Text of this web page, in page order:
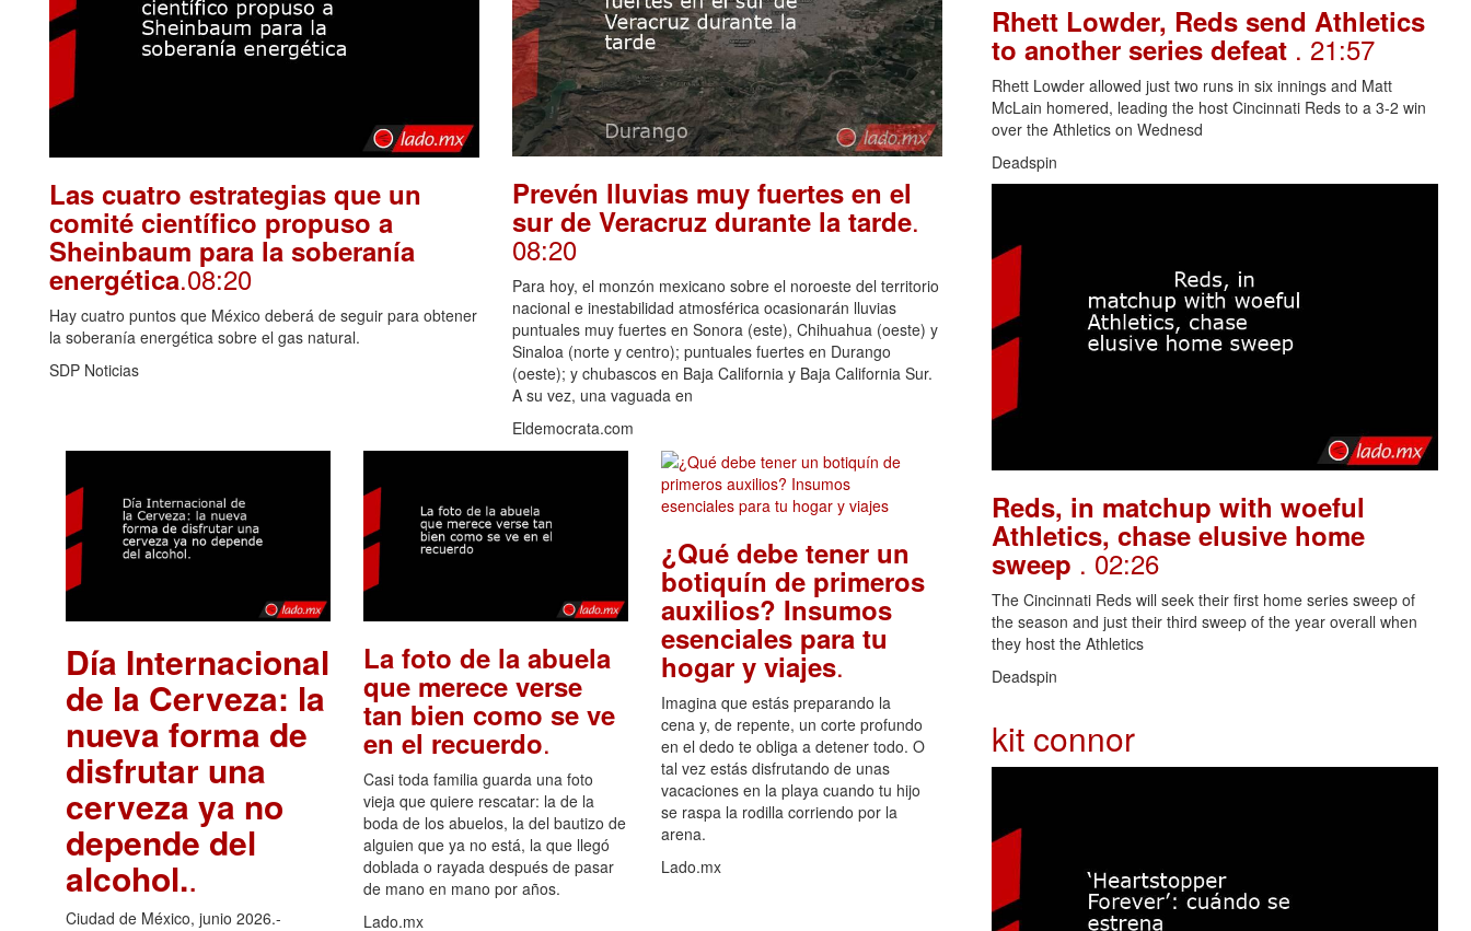
Las cuatro estrategias que un
comité científico propuso a
Sheinbaum para la soberanía
energética.08:20
Hay cuatro puntos que México deberá de seguir para obtener
la soberanía energética sobre el gas natural.
SDP Noticias
Prevén lluvias muy fuertes en el
sur de Veracruz durante la tarde.
08:20
Para hoy, el monzón mexicano sobre el noroeste del territorio
nacional e inestabilidad atmosférica ocasionarán lluvias
puntuales muy fuertes en Sonora (este), Chihuahua (oeste) y
Sinaloa (norte y centro); puntuales fuertes en Durango
(oeste); y chubascos en Baja California y Baja California Sur.
A su vez, una vaguada en
Eldemocrata.com
Día Internacional
de la Cerveza: la
nueva forma de
disfrutar una
cerveza ya no
depende del
alcohol..
Ciudad de México, junio 2026.-
La foto de la abuela
que merece verse
tan bien como se ve
en el recuerdo.
Casi toda familia guarda una foto
vieja que quiere rescatar: la de la
boda de los abuelos, la del bautizo de
alguien que ya no está, la que llegó
doblada o rayada después de pasar
de mano en mano por años.
Lado.mx
¿Qué debe tener un
botiquín de primeros
auxilios? Insumos
esenciales para tu
hogar y viajes.
Imagina que estás preparando la
cena y, de repente, un corte profundo
en el dedo te obliga a detener todo. O
tal vez estás disfrutando de unas
vacaciones en la playa cuando tu hijo
se raspa la rodilla corriendo por la
arena.
Lado.mx
Rhett Lowder, Reds send Athletics
to another series defeat . 21:57
Rhett Lowder allowed just two runs in six innings and Matt
McLain homered, leading the host Cincinnati Reds to a 3-2 win
over the Athletics on Wednesd
Deadspin
Reds, in matchup with woeful
Athletics, chase elusive home
sweep . 02:26
The Cincinnati Reds will seek their first home series sweep of
the season and just their third sweep of the year overall when
they host the Athletics
Deadspin
kit connor